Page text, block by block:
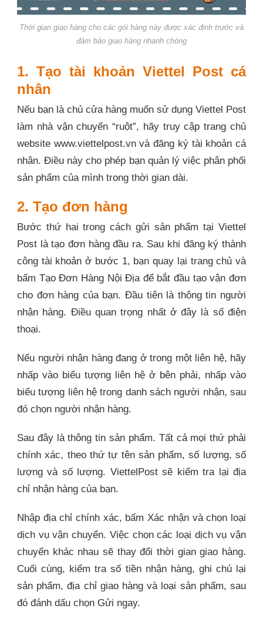
Thời gian giao hàng cho các gói hàng này được xác định trước và
đảm bảo giao hàng nhanh chóng
1. Tạo tài khoản Viettel Post cá
nhân
Nếu bạn là chủ cửa hàng muốn sử dụng Viettel Post
làm nhà vận chuyển “ruột”, hãy truy cập trang chủ
website www.viettelpost.vn và đăng ký tài khoản cá
nhân. Điều này cho phép bạn quản lý việc phân phối
sản phẩm của mình trong thời gian dài.
2. Tạo đơn hàng
Bước thứ hai trong cách gửi sản phẩm tại Viettel
Post là tạo đơn hàng đầu ra. Sau khi đăng ký thành
công tài khoản ở bước 1, bạn quay lại trang chủ và
bấm Tạo Đơn Hàng Nội Địa để bắt đầu tạo vận đơn
cho đơn hàng của bạn. Đầu tiên là thông tin người
nhận hàng. Điều quan trọng nhất ở đây là số điện
thoại.
Nếu người nhận hàng đang ở trong một liên hệ, hãy
nhấp vào biểu tượng liên hệ ở bên phải, nhấp vào
biểu tượng liên hệ trong danh sách người nhận, sau
đó chọn người nhận hàng.
Sau đây là thông tin sản phẩm. Tất cả mọi thứ phải
chính xác, theo thứ tự tên sản phẩm, số lượng, số
lượng và số lượng. ViettelPost sẽ kiểm tra lại địa
chỉ nhận hàng của bạn.
Nhập địa chỉ chính xác, bấm Xác nhận và chọn loại
dịch vụ vận chuyển. Việc chọn các loại dịch vụ vận
chuyển khác nhau sẽ thay đổi thời gian giao hàng.
Cuối cùng, kiểm tra số tiền nhận hàng, ghi chú lại
sản phẩm, địa chỉ giao hàng và loại sản phẩm, sau
đó đánh dấu chọn Gửi ngay.